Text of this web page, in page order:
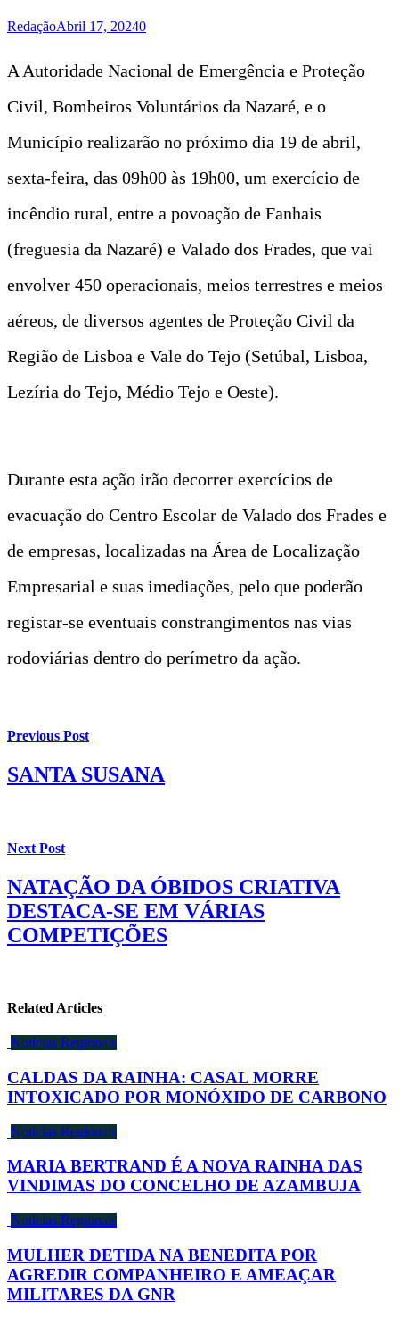
RedaçãoAbril 17, 20240
A Autoridade Nacional de Emergência e Proteção
Civil, Bombeiros Voluntários da Nazaré, e o
Município realizarão no próximo dia 19 de abril,
sexta-feira, das 09h00 às 19h00, um exercício de
incêndio rural, entre a povoação de Fanhais
(freguesia da Nazaré) e Valado dos Frades, que vai
envolver 450 operacionais, meios terrestres e meios
aéreos, de diversos agentes de Proteção Civil da
Região de Lisboa e Vale do Tejo (Setúbal, Lisboa,
Lezíria do Tejo, Médio Tejo e Oeste).
Durante esta ação irão decorrer exercícios de
evacuação do Centro Escolar de Valado dos Frades e
de empresas, localizadas na Área de Localização
Empresarial e suas imediações, pelo que poderão
registar-se eventuais constrangimentos nas vias
rodoviárias dentro do perímetro da ação.
Previous Post
SANTA SUSANA
Next Post
NATAÇÃO DA ÓBIDOS CRIATIVA
DESTACA-SE EM VÁRIAS
COMPETIÇÕES
Related Articles
Notícias Regionais
CALDAS DA RAINHA: CASAL MORRE
INTOXICADO POR MONÓXIDO DE CARBONO
Notícias Regionais
MARIA BERTRAND É A NOVA RAINHA DAS
VINDIMAS DO CONCELHO DE AZAMBUJA
Notícias Regionais
MULHER DETIDA NA BENEDITA POR
AGREDIR COMPANHEIRO E AMEAÇAR
MILITARES DA GNR